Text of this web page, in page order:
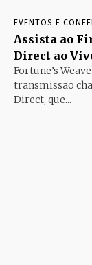
EVENTOS E
Assista ao
Direct ao
Fortune’s
transmissão
Direct, que...